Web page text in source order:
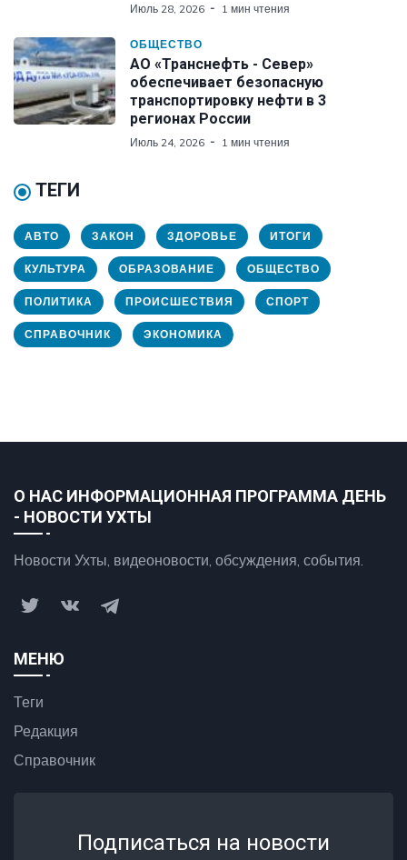
Июль 28, 2026 1 мин чтения
ОБЩЕСТВО
АО «Транснефть - Север»
обеспечивает безопасную
транспортировку нефти в 3
регионах России
Июль 24, 2026 1 мин чтения
ТЕГИ
АВТО ЗАКОН ЗДОРОВЬЕ ИТОГИ
КУЛЬТУРА ОБРАЗОВАНИЕ ОБЩЕСТВО
ПОЛИТИКА ПРОИСШЕСТВИЯ СПОРТ
СПРАВОЧНИК ЭКОНОМИКА
О НАС ИНФОРМАЦИОННАЯ ПРОГРАММА ДЕНЬ
- НОВОСТИ УХТЫ
Новости Ухты, видеоновости, обсуждения, события.
МЕНЮ
Теги
Редакция
Справочник
Подписаться на новости